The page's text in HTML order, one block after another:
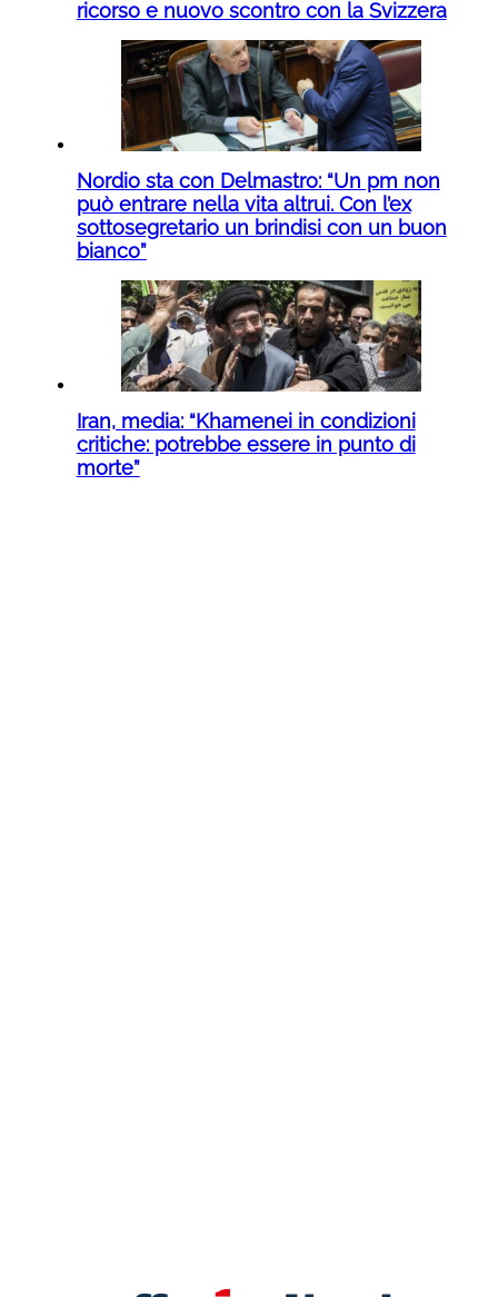
ricorso e nuovo scontro con la Svizzera
Nordio sta con Delmastro: “Un pm non
può entrare nella vita altrui. Con l’ex
sottosegretario un brindisi con un buon
bianco”
Iran, media: “Khamenei in condizioni
critiche: potrebbe essere in punto di
morte”